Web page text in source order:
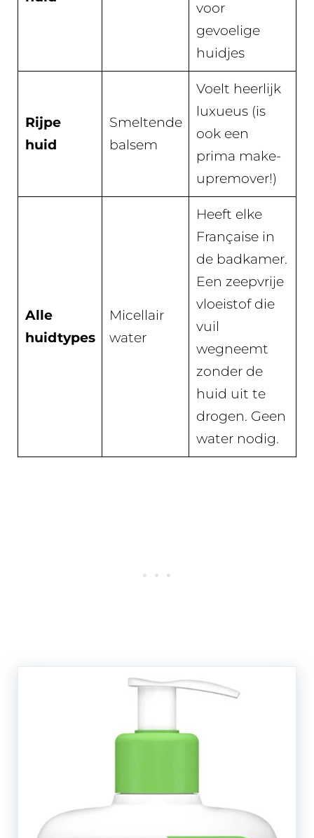
voor
gevoelige
huidjes
Rijpe
huid
Smeltende
balsem
Voelt heerlijk
luxueus (is
ook een
prima make-
upremover!)
Alle
huidtypes
Micellair
water
Heeft elke
Française in
de badkamer.
Een zeepvrije
vloeistof die
vuil
wegneemt
zonder de
huid uit te
drogen. Geen
water nodig.